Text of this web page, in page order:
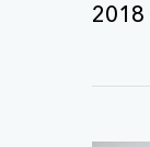
2018